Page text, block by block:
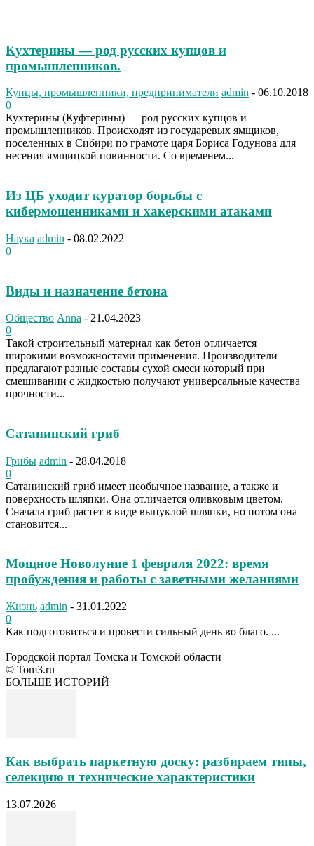
Кухтерины — род русских купцов и
промышленников.
Купцы, промышленники, предприниматели admin - 06.10.2018
0
Кухтерины (Куфтерины) — род русских купцов и
промышленников. Происходят из государевых ямщиков,
поселенных в Сибири по грамоте царя Бориса Годунова для
несения ямщицкой повинности. Со временем...
Из ЦБ уходит куратор борьбы с
кибермошенниками и хакерскими атаками
Наука admin - 08.02.2022
0
Виды и назначение бетона
Общество Anna - 21.04.2023
0
Такой строительный материал как бетон отличается
широкими возможностями применения. Производители
предлагают разные составы сухой смеси который при
смешивании с жидкостью получают универсальные качества
прочности...
Сатанинский гриб
Грибы admin - 28.04.2018
0
Сатанинский гриб имеет необычное название, а также и
поверхность шляпки. Она отличается оливковым цветом.
Сначала гриб растет в виде выпуклой шляпки, но потом она
становится...
Мощное Новолуние 1 февраля 2022: время
пробуждения и работы с заветными желаниями
Жизнь admin - 31.01.2022
0
Как подготовиться и провести сильный день во благо. ...
Городской портал Томска и Томской области
© Tom3.ru
БОЛЬШЕ ИСТОРИЙ
Как выбрать паркетную доску: разбираем типы,
селекцию и технические характеристики
13.07.2026